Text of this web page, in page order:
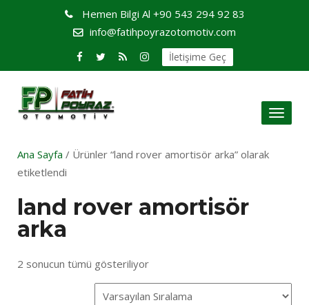
Hemen Bilgi Al +90 543 294 92 83
info@fatihpoyrazotomotiv.com
İletişime Geç
Toggle
Ana Sayfa / Ürünler “land rover amortisör arka” olarak
etiketlendi
land rover amortisör
arka
2 sonucun tümü gösteriliyor